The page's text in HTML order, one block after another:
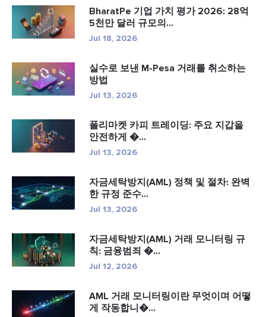
BharatPe 기업 가치 평가 2026: 28억
5천만 달러 규모의...
Jul 18, 2026
실수로 보낸 M-Pesa 거래를 취소하는
방법
Jul 13, 2026
폴리마켓 카피 트레이딩: 주요 지갑을
안전하게 �...
Jul 13, 2026
자금세탁방지(AML) 정책 및 절차: 완벽
한 규정 준수...
Jul 13, 2026
자금세탁방지(AML) 거래 모니터링 규
칙: 금융범죄 �...
Jul 12, 2026
AML 거래 모니터링이란 무엇이며 어떻
게 작동합니�...